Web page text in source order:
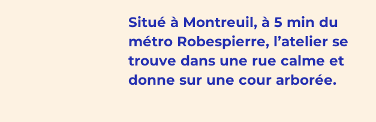
Situé à Montreuil, à 5 min du
métro Robespierre, l’atelier se
trouve dans une rue calme et
donne sur une cour arborée.